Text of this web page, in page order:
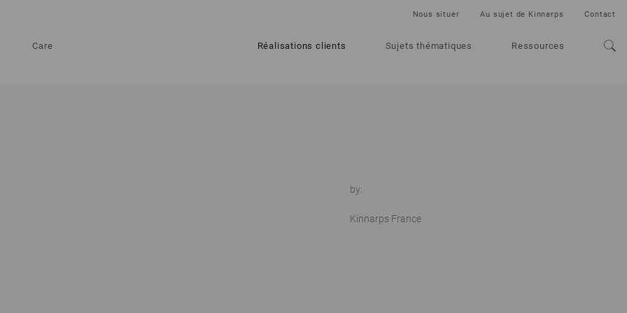
Care Réalisations clients Sujets thématiques Ressources
Nous situer Au sujet de Kinnarps Contact
by:
Kinnarps France